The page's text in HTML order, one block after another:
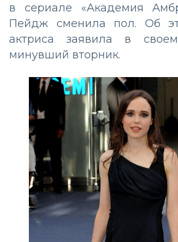
в сериале «Академия
Пейдж сменила пол. Об
актриса заявила в
минувший вторник.